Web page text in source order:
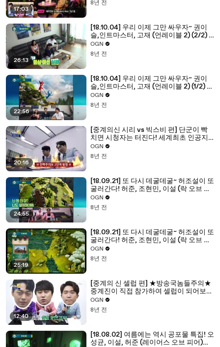
17:03
8년 전
26:13
[18.10.04] 우리 이제 그만 싸우자~ 권이
슬,인트마스터, 고재 (언레이블 2) (2/2) -
켠김에 왕까지 2018 13화
OGN
8년 전
22:56
[18.10.04] 우리 이제 그만 싸우자~ 권이
슬,인트마스터, 고재 (언레이블 2) (1/2) -
켠김에 왕까지 2018 13화
OGN
8년 전
20:16
[중계의신 시리 vs 빅스비 편] 단군이 빡
치면 시청자는 터진다! 세계최초 인공지
능 모의고사!
OGN
8년 전
24:55
[18.09.21] 또 다시 데굴데굴~ 허조설이 또
굴러간다! 허준, 조현민, 이설 (락 오브 에
이지 2) (1/2) - 켠김에 왕까지 2018 12화
OGN
8년 전
25:19
[18.09.21] 또 다시 데굴데굴~ 허조설이 또
굴러간다! 허준, 조현민, 이설 (락 오브 에
이지 2) (2/2) - 켠김에 왕까지 2018 12화
OGN
8년 전
12:40
[중계의 신 셀럽 편] ★방송국놈들주의★
중계진이 직접 참가하여 셀럽이 되어보는
셀럽중계
OGN
8년 전
[18.08.02] 여름에는 역시 공포물 특집! 오
성균, 이설, 허준 (레이어스 오브 피어)